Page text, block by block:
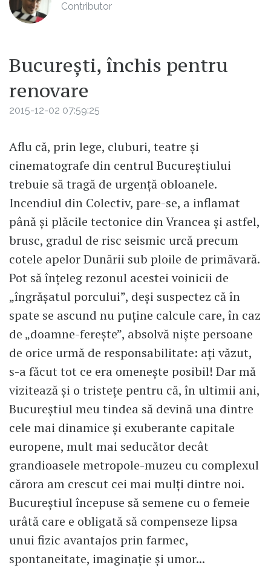
Contributor
București, închis pentru
renovare
2015-12-02 07:59:25
Aflu că, prin lege, cluburi, teatre și
cinematografe din centrul Bucureștiului
trebuie să tragă de urgență obloanele.
Incendiul din Colectiv, pare-se, a inflamat
până și plăcile tectonice din Vrancea și astfel,
brusc, gradul de risc seismic urcă precum
cotele apelor Dunării sub ploile de primăvară.
Pot să înțeleg rezonul acestei voinicii de
„îngrășatul porcului”, deși suspectez că în
spate se ascund nu puține calcule care, în caz
de „doamne-ferește”, absolvă niște persoane
de orice urmă de responsabilitate: ați văzut,
s-a făcut tot ce era omenește posibil! Dar mă
vizitează și o tristețe pentru că, în ultimii ani,
Bucureștiul meu tindea să devină una dintre
cele mai dinamice și exuberante capitale
europene, mult mai seducător decât
grandioasele metropole-muzeu cu complexul
cărora am crescut cei mai mulți dintre noi.
Bucureștiul începuse să semene cu o femeie
urâtă care e obligată să compenseze lipsa
unui fizic avantajos prin farmec,
spontaneitate, imaginație și umor...